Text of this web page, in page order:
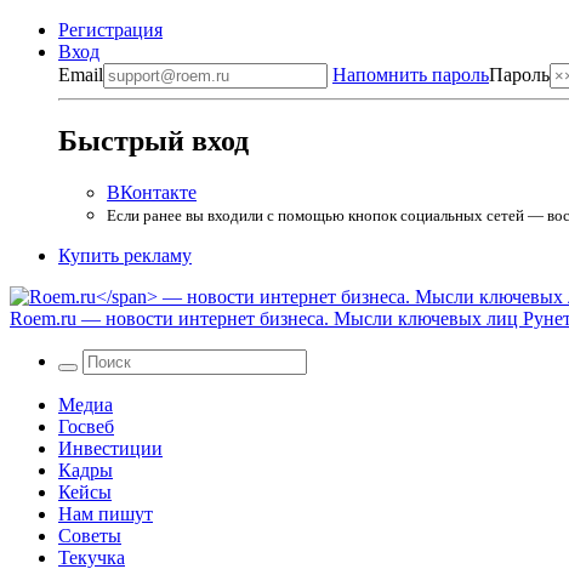
Регистрация
Вход
Email
Напомнить парольПароль
Быстрый вход
ВКонтакте
Если ранее вы входили с помощью кнопок социальных сетей —
Купить рекламу
Roem.ru — новости интернет бизнеса. Мысли ключевых лиц
Медиа
Госвеб
Инвестиции
Кадры
Кейсы
Нам пишут
Советы
Текучка